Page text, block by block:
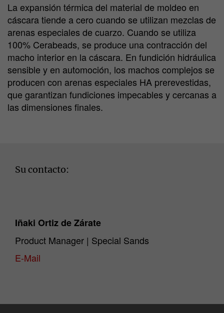
La expansión térmica del material de moldeo en
cáscara tiende a cero cuando se utilizan mezclas de
arenas especiales de cuarzo. Cuando se utiliza
100% Cerabeads, se produce una contracción del
macho interior en la cáscara. En fundición hidráulica
sensible y en automoción, los machos complejos se
producen con arenas especiales HA prerevestidas,
que garantizan fundiciones impecables y cercanas a
las dimensiones finales.
Su contacto:
Iñaki Ortiz de Zárate
Product Manager | Special Sands
E-Mail